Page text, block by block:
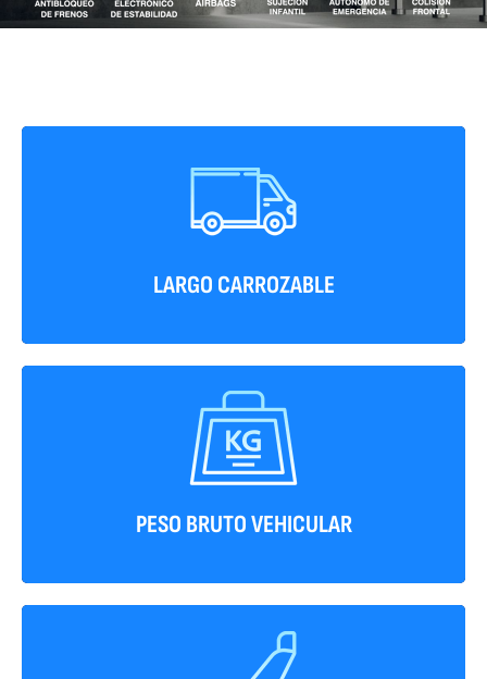
LARGO CARROZABLE
Su largo carrozable lo hace un camión ideal en
PESO BRUTO VEHICULAR
Cuenta con un PBV de 4600 kg lo que lo
convierte en una excelente opción de
transporte en el territorio nacional.
Pensando en la comodidad del conductor